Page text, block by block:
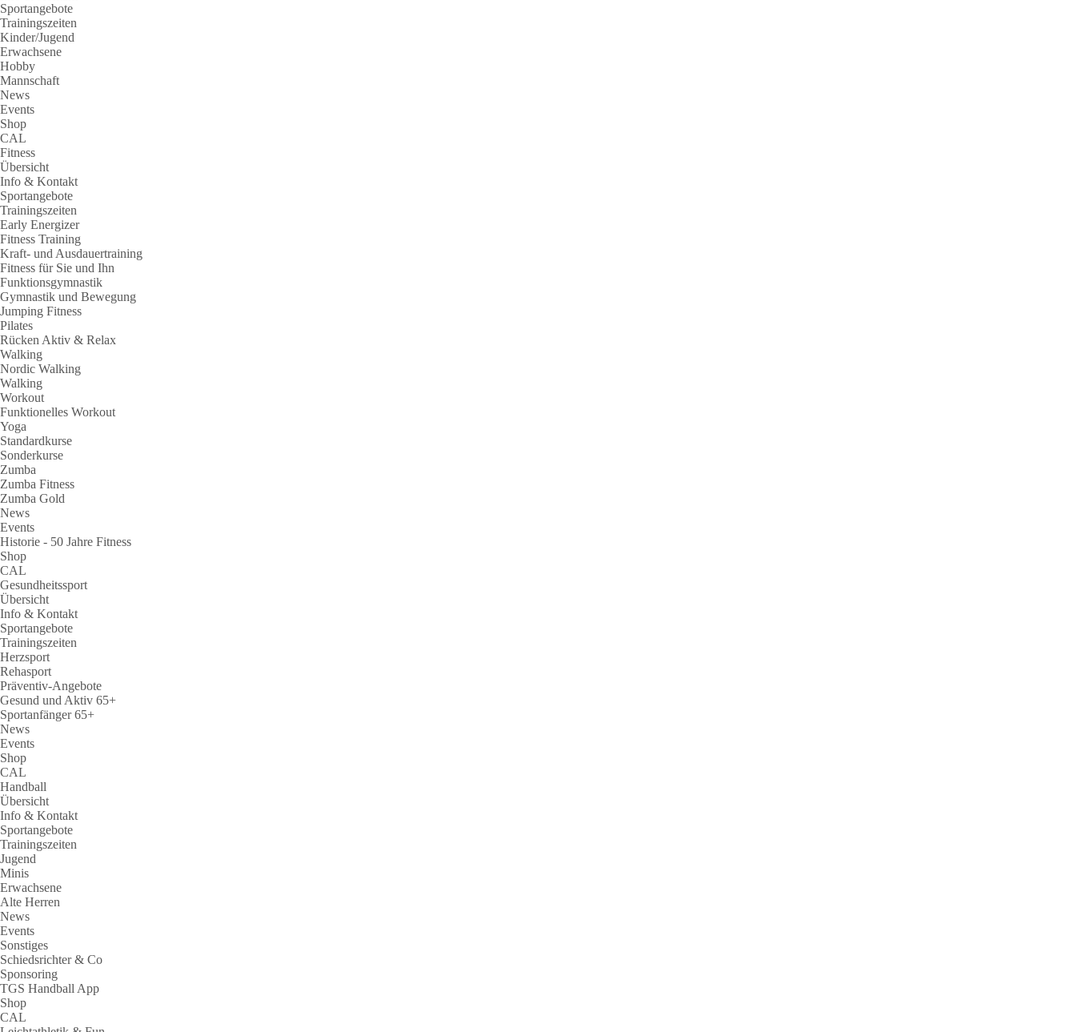
Sportangebote
Trainingszeiten
Kinder/Jugend
Erwachsene
Hobby
Mannschaft
News
Events
Shop
CAL
Fitness
Übersicht
Info & Kontakt
Sportangebote
Trainingszeiten
Early Energizer
Fitness Training
Kraft- und Ausdauertraining
Fitness für Sie und Ihn
Funktionsgymnastik
Gymnastik und Bewegung
Jumping Fitness
Pilates
Rücken Aktiv & Relax
Walking
Nordic Walking
Walking
Workout
Funktionelles Workout
Yoga
Standardkurse
Sonderkurse
Zumba
Zumba Fitness
Zumba Gold
News
Events
Historie - 50 Jahre Fitness
Shop
CAL
Gesundheitssport
Übersicht
Info & Kontakt
Sportangebote
Trainingszeiten
Herzsport
Rehasport
Präventiv-Angebote
Gesund und Aktiv 65+
Sportanfänger 65+
News
Events
Shop
CAL
Handball
Übersicht
Info & Kontakt
Sportangebote
Trainingszeiten
Jugend
Minis
Erwachsene
Alte Herren
News
Events
Sonstiges
Schiedsrichter & Co
Sponsoring
TGS Handball App
Shop
CAL